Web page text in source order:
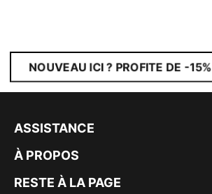
NOUVEAU ICI ? PROFITE DE -15%
ASSISTANCE
À PROPOS
RESTE À LA PAGE